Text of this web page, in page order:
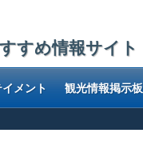
すめ情報サイト
メント 観光情報掲示板